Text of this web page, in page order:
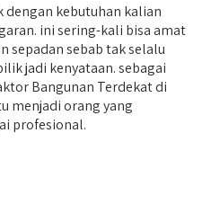
dengan kebutuhan kalian
ini sering-kali bisa amat
sepadan sebab tak selalu
jadi kenyataan. sebagai
Bangunan Terdekat di
menjadi orang yang
profesional.